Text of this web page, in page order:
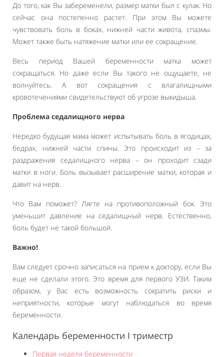
До того, как Вы забеременели, размер матки был с кулак. Но
сейчас она постепенно растет. При этом Вы можете
чувствовать боль в боках, нижней части живота, спазмы.
Может также быть натяжение матки или ее сокращение.
Весь период Вашей беременности матка может
сокращаться. Но даже если Вы такого не ощущаете, не
волнуйтесь. А вот сокращения с влагалищными
кровотечениями свидетельствуют об угрозе выкидыша.
Проблема седалищного нерва
Нередко будущая мама может испытывать боль в ягодицах,
бедрах, нижней части спины. Это происходит из – за
раздражения седалищного нерва – он проходит сзади
матки в ноги. Боль вызывает расширение матки, которая и
давит на нерв.
Что Вам поможет? Лягте на противоположный бок. Это
уменьшит давление на седалищный нерв. Естественно,
боль будет не такой большой.
Важно!
Вам следует срочно записаться на прием к доктору, если Вы
еще не сделали этого. Это время для первого УЗИ. Таким
образом, у Вас есть возможность сократить риски и
неприятности, которые могут наблюдаться во время
беременности.
Календарь беременности I триместр
Первая неделя беременности